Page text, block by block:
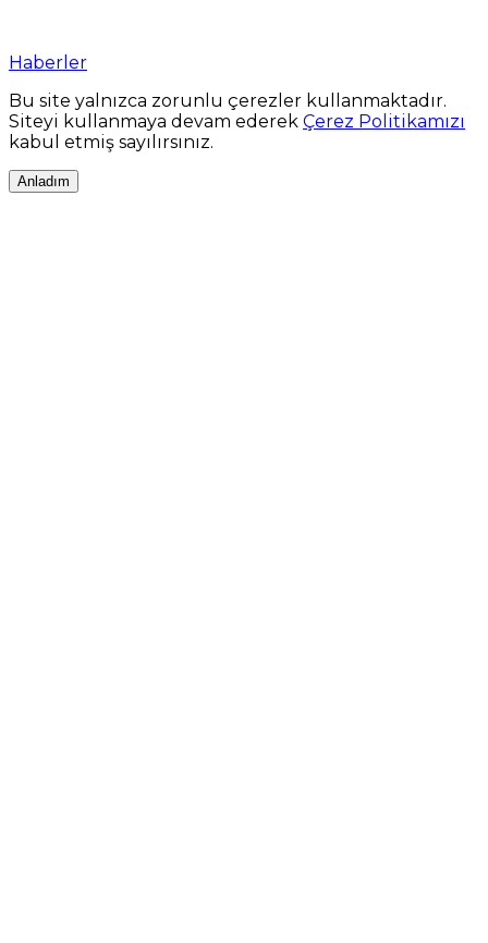
Haberler
Bu site yalnızca zorunlu çerezler kullanmaktadır.
Siteyi kullanmaya devam ederek Çerez Politikamızı
kabul etmiş sayılırsınız.
Anladım